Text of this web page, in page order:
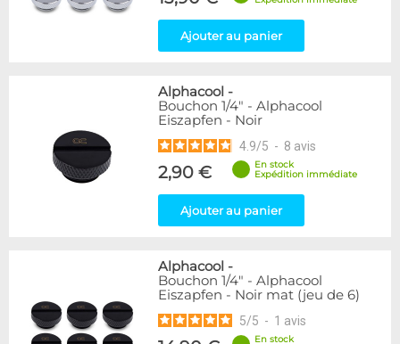
153
4
Bouchon
12
Carré
Coudé 30°
5
Disponibilité / Promotions
Articles en stock
Articles en promotions
Ajouter au panier
Alphacool -
Bouchon 1/4" - Alphacool
Eiszapfen - Noir
4.9/5 - 8 avis
2,90 €
En stock
Expédition immédiate
Ajouter au panier
Alphacool -
Bouchon 1/4" - Alphacool
Eiszapfen - Noir mat (jeu de 6)
5/5 - 1 avis
En stock